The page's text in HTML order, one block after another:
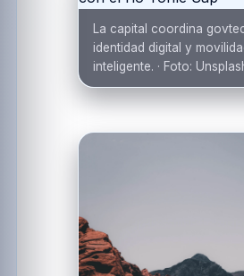
La capital coordina
identidad digital y
inteligente. · Foto: